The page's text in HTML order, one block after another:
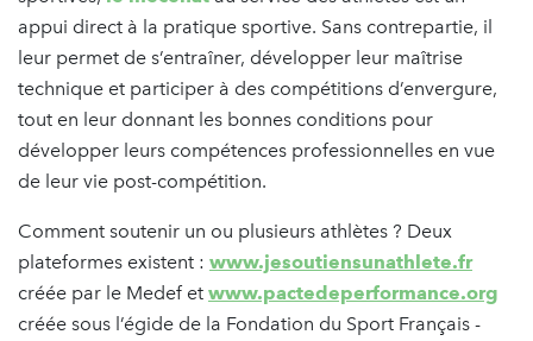
appui direct à la pratique sportive. Sans contrepartie, il
leur permet de s’entraîner, développer leur maîtrise
technique et participer à des compétitions d’envergure,
tout en leur donnant les bonnes conditions pour
développer leurs compétences professionnelles en vue
de leur vie post-compétition.
Comment soutenir un ou plusieurs athlètes ? Deux
plateformes existent : www.jesoutiensunathlete.fr
créée par le Medef et www.pactedeperformance.org
créée sous l’égide de la Fondation du Sport Français -